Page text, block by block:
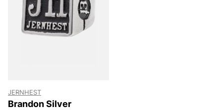
JERNHEST
Brandon Silver